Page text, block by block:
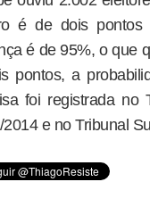
é de dois pontos
é de 95%, o que
pontos, a
foi registrada no
e no Tribunal